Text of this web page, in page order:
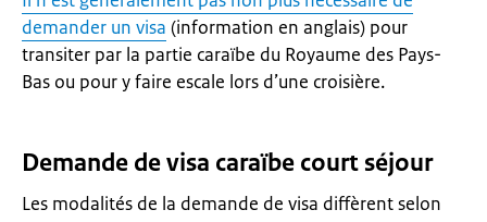
demander un visa (information en anglais) pour
transiter par la partie caraïbe du Royaume des Pays-
Bas ou pour y faire escale lors d’une croisière.
Demande de visa caraïbe court séjour
Les modalités de la demande de visa diffèrent selon